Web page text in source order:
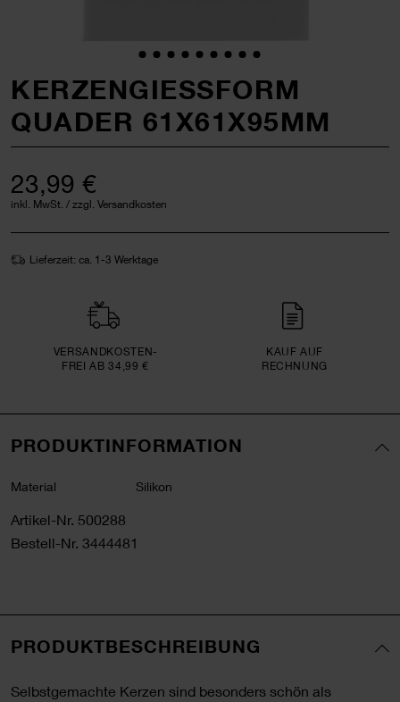
KERZENGIESSFORM Q
UADER 61X61X95MM
23,99 €
inkl. MwSt. / zzgl. Versandkosten
Lieferzeit: ca. 1-3 Werktage
VERSAND­KOSTEN­
FREI AB 34,99 €
KAUF AUF
RECHNUNG
PRODUKTINFORMATION
Material Silikon
Artikel-Nr. 500288
Bestell-Nr. 3444481
PRODUKTBESCHREIBUNG
Selbstgemachte Kerzen sind besonders schön als